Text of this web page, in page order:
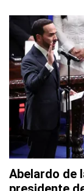
Abelardo de